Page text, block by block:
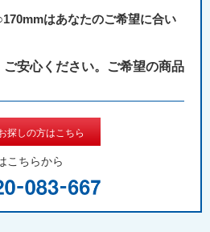
はあなたのご希望に合い
安心ください。ご希望の商品
探しの方はこちら
こちらから